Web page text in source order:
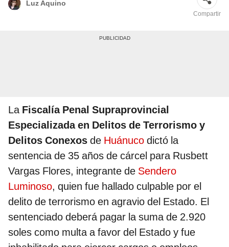
Luz Aquino
Compartir
La Fiscalía Penal Supraprovincial
Especializada en Delitos de Terrorismo y
Delitos Conexos de Huánuco dictó la
sentencia de 35 años de cárcel para Rusbett
Vargas Flores, integrante de Sendero
Luminoso, quien fue hallado culpable por el
delito de terrorismo en agravio del Estado. El
sentenciado deberá pagar la suma de 2.920
soles como multa a favor del Estado y fue